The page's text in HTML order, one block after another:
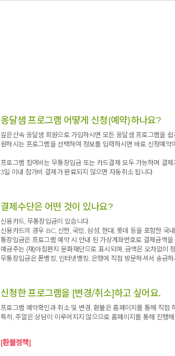
옹달샘 프로그램 어떻게 신청(예약)하나요?
깊은산속 옹달샘 회원으로 가입하시면 모든 옹달샘 프로그램을
원하시는 프로그램을 선택하여 정보를 입력하시면 바로 신청예약
프로그램 참여비는 무통장입금 또는 카드결제 모두 가능하며 결
3일 이내 참가비 결제가 완료되지 않으면 자동취소 됩니다.
결제수단은 어떤 것이 있나요?
신용카드, 무통장입금이 있습니다.
신용카드의 경우 BC, 신한, 국민, 삼성, 현대, 롯데 등을 포함한
통장입금은 프로그램 예약 시 안내 된 가상계좌번호로 결제금액
예금주는 (재)아침편지 문화재단으로 표시되며, 금액은 오차없이
무통장입금은 폰뱅킹, 인터넷뱅킹, 은행에 직접 방문하셔서 송금
신청한 프로그램을 [변경/취소]하고 싶어요.
프로그램 예약확인과 취소 및 변경, 환불은 홈페이지를 통해 직접
특히, 주말은 상담이 이루어지지 않으므로 홈페이지를 통해 진행
[환불정책]